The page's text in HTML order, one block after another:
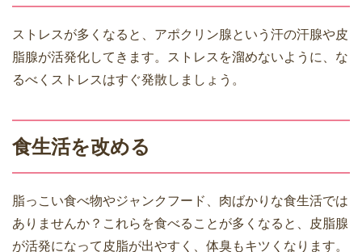
ストレスが多くなると、アポクリン腺という汗の汗腺や皮
脂腺が活発化してきます。ストレスを溜めないように、な
るべくストレスはすぐ発散しましょう。
食生活を改める
脂っこい食べ物やジャンクフード、肉ばかりな食生活では
ありませんか？これらを食べることが多くなると、皮脂腺
が活発になって皮脂が出やすく、体臭もキツくなります。